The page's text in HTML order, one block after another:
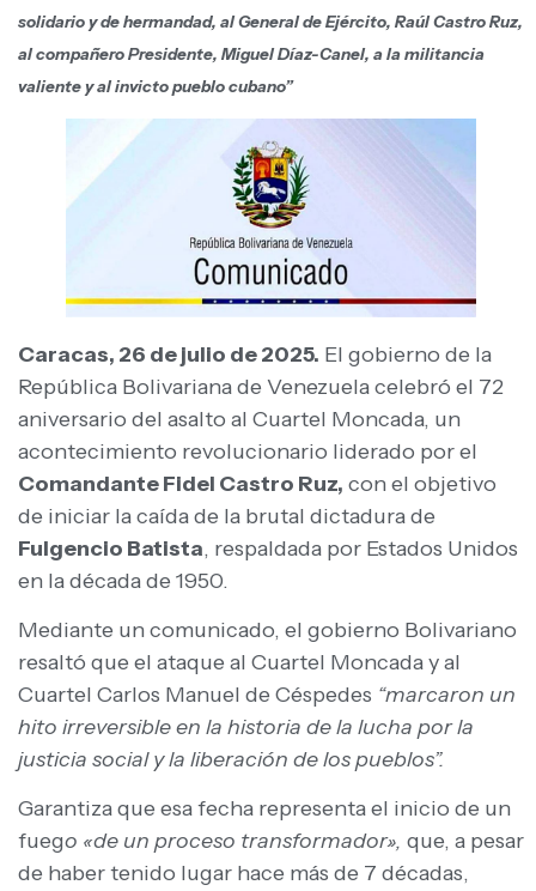
solidario y de hermandad, al General de Ejército, Raúl Castro Ruz,
al compañero Presidente, Miguel Díaz-Canel, a la militancia
valiente y al invicto pueblo cubano”
Caracas, 26 de julio de 2025. El gobierno de la
República Bolivariana de Venezuela celebró el 72
aniversario del asalto al Cuartel Moncada, un
acontecimiento revolucionario liderado por el
Comandante Fidel Castro Ruz, con el objetivo
de iniciar la caída de la brutal dictadura de
Fulgencio Batista, respaldada por Estados Unidos
en la década de 1950.
Mediante un comunicado, el gobierno Bolivariano
resaltó que el ataque al Cuartel Moncada y al
Cuartel Carlos Manuel de Céspedes “marcaron un
hito irreversible en la historia de la lucha por la
justicia social y la liberación de los pueblos”.
Garantiza que esa fecha representa el inicio de un
fuego «de un proceso transformador», que, a pesar
de haber tenido lugar hace más de 7 décadas,